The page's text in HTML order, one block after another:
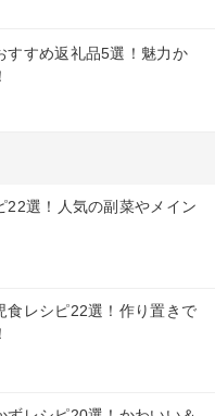
すすめ返礼品5選！魅力か
22選！人気の副菜やメイン
食レシピ22選！作り置きで